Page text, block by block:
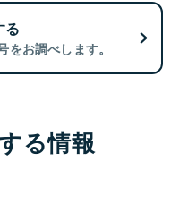
る
お調べします。
る情報